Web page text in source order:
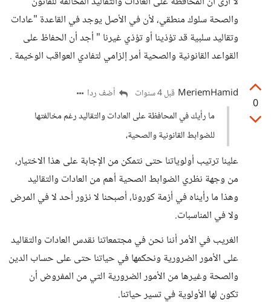
والصحة سلوك منطقي، لأن في الأصل يوجد في القاعدة "عادات
وتقاليد سلبية قد تؤذينا أو تؤذي غيرنا " أجد أن الحفاظ على
القواعد القانونية والصحية أمر إلزامي لتفادي العواقب الوخيمة .
0
MeriemHamid قبل 4 سنوات
أضف ردا
ما رأيك في المحافظة على العادات والتقاليد رغم مخالفتها
للضوابط القانونية والصحية،
علينا ترتيب أولوياتنا حتى نتمكن من الإجابة على هذا الاختيار،
من وجهة نظري الضوابط الصحية أهم من العادات والتقاليد
وهذا ما رأيناه في أزمة كورونا، أصبحنا لا نزور أحد لا في المرض
ولا في المناسبات.
الغريب في الأمر أننا نحن في مجتمعاتنا نقدس العادات والتقاليد
على الأمور الضرورية ونحكمها في حياتنا حتى على حساب الدين
والصحة وغيرها من الأمور الضرورية التي من المفروض أن
تكون لها الأولوية في تسير حياتنا.